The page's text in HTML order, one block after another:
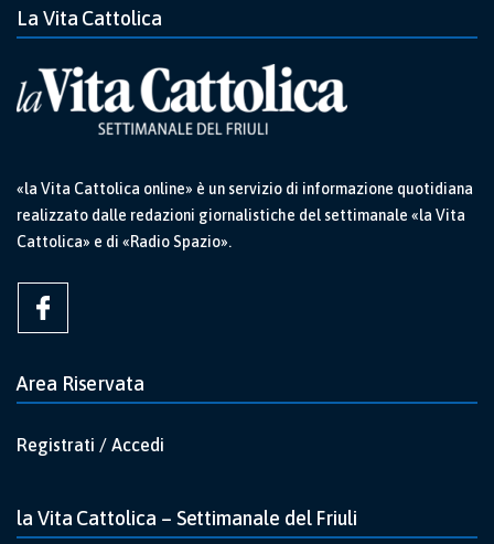
La Vita Cattolica
«la Vita Cattolica online» è un servizio di informazione quotidiana
realizzato dalle redazioni giornalistiche del settimanale «la Vita
Cattolica» e di «Radio Spazio».
Area Riservata
Registrati / Accedi
la Vita Cattolica – Settimanale del Friuli